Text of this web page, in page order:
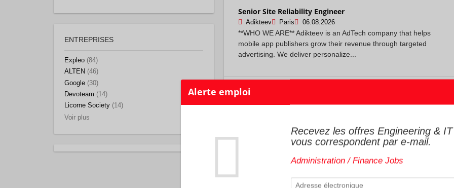
Recevez les offres Engineering &
vous correspondent par e-mail.
Administration / Finance Jobs
Senior Site Reliability Engineer
Adikteev Paris 06.08.2026
**WHO WE ARE** Adikteev is an AdTech company that helps
mobile app publishers grow their revenue through targeted
advertising. We deliver personalize...
Spécialiste en gestion de configuration - Aéronautique (F/H)
ALTEN Toulouse 06.08.2026
Compétences et des Practices (DCP) est l'entité d'accueil des
Toulouse 06.08.2026
ENTREPRISES
Expleo (84)
ALTEN (46)
Google (30)
Devoteam (14)
Licorne Society (14)
Voir plus